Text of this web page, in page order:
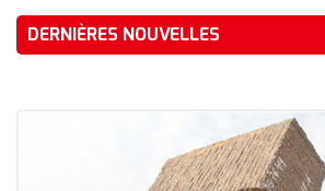
DERNIÈRES NOUVELLES